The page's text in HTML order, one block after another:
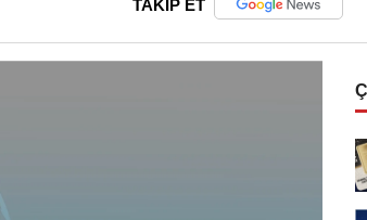
TAKİP ET